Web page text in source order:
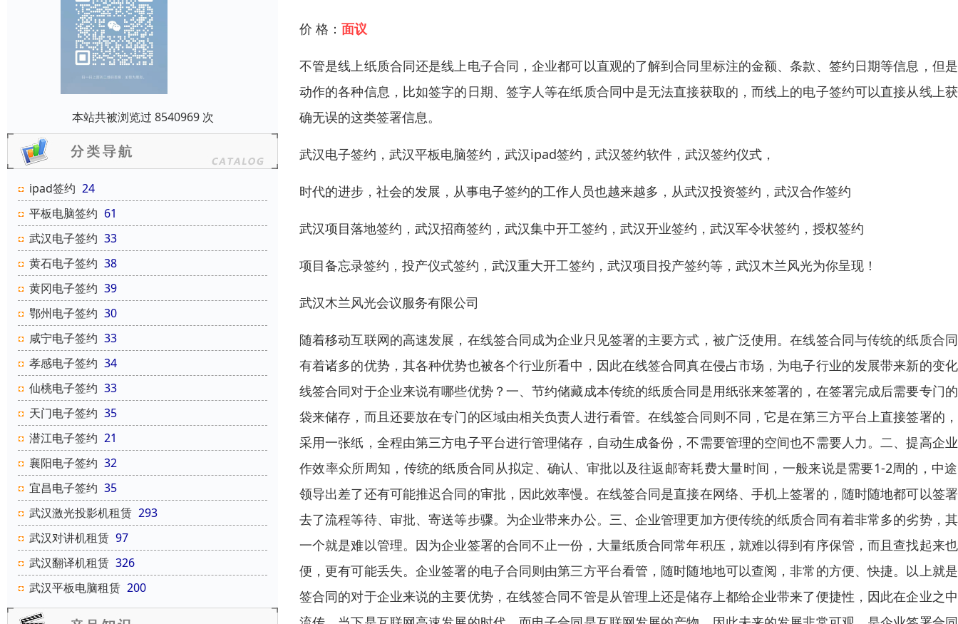
本站共被浏览过 8540969 次
ipad签约 24
平板电脑签约 61
武汉电子签约 33
黄石电子签约 38
黄冈电子签约 39
鄂州电子签约 30
咸宁电子签约 33
孝感电子签约 34
仙桃电子签约 33
天门电子签约 35
潜江电子签约 21
襄阳电子签约 32
宜昌电子签约 35
武汉激光投影机租赁 293
武汉对讲机租赁 97
武汉翻译机租赁 326
武汉平板电脑租赁 200
价 格： 面议
不管是线上纸质合同还是线上电子合同，企业都可以直观的了解到合同里标注的金额、条款、签约日期等信息，但
动作的各种信息，比如签字的日期、签字人等在纸质合同中是无法直接获取的，而线上的电子签约可以直接从线上
确无误的这类签署信息。
武汉电子签约，武汉平板电脑签约，武汉ipad签约，武汉签约软件，武汉签约仪式，
时代的进步，社会的发展，从事电子签约的工作人员也越来越多，从武汉投资签约，武汉合作签约
武汉项目落地签约，武汉招商签约，武汉集中开工签约，武汉开业签约，武汉军令状签约，授权签约
项目备忘录签约，投产仪式签约，武汉重大开工签约，武汉项目投产签约等，武汉木兰风光为你呈现！
武汉木兰风光会议服务有限公司
随着移动互联网的高速发展，在线签合同成为企业只见签署的主要方式，被广泛使用。在线签合同与传统的纸质合
有着诸多的优势，其各种优势也被各个行业所看中，因此在线签合同真在侵占市场，为电子行业的发展带来新的变
线签合同对于企业来说有哪些优势？一、节约储藏成本传统的纸质合同是用纸张来签署的，在签署完成后需要专门
袋来储存，而且还要放在专门的区域由相关负责人进行看管。在线签合同则不同，它是在第三方平台上直接签署的
采用一张纸，全程由第三方电子平台进行管理储存，自动生成备份，不需要管理的空间也不需要人力。二、提高企
作效率众所周知，传统的纸质合同从拟定、确认、审批以及往返邮寄耗费大量时间，一般来说是需要1-2周的，中
领导出差了还有可能推迟合同的审批，因此效率慢。在线签合同是直接在网络、手机上签署的，随时随地都可以签
去了流程等待、审批、寄送等步骤。为企业带来办公。三、企业管理更加方便传统的纸质合同有着非常多的劣势，
一个就是难以管理。因为企业签署的合同不止一份，大量纸质合同常年积压，就难以得到有序保管，而且查找起来
便，更有可能丢失。企业签署的电子合同则由第三方平台看管，随时随地地可以查阅，非常的方便、快捷。以上就
签合同的对于企业来说的主要优势，在线签合同不管是从管理上还是储存上都给企业带来了便捷性，因此在企业之